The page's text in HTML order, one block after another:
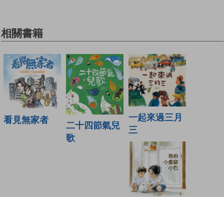
相關書籍
看見無家者
二十四節氣兒
歌
一起來過三月
三